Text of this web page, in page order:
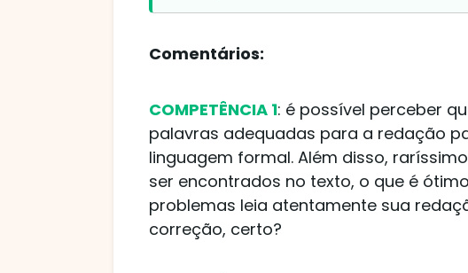
Comentários:
COMPETÊNCIA 1: é possível perceber
palavras adequadas para a redação
linguagem formal. Além disso,
ser encontrados no texto, o que é
problemas leia atentamente sua
correção, certo?